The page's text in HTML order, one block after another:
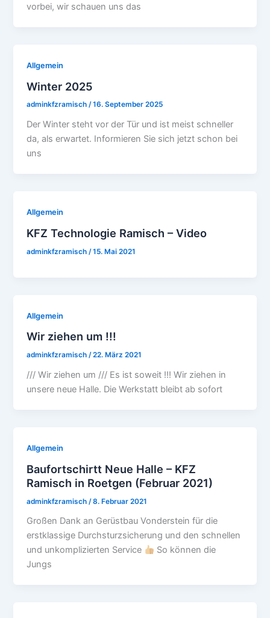
vorbei, wir schauen uns das
Allgemein
Winter 2025
adminkfzramisch/16. September 2025
Der Winter steht vor der Tür und ist meist schneller
da, als erwartet. Informieren Sie sich jetzt schon bei
uns
Allgemein
KFZ Technologie Ramisch – Video
adminkfzramisch/15. Mai 2021
Allgemein
Wir ziehen um !!!
adminkfzramisch/22. März 2021
/// Wir ziehen um /// Es ist soweit !!! Wir ziehen in
unsere neue Halle. Die Werkstatt bleibt ab sofort
Allgemein
Baufortschirtt Neue Halle – KFZ
Ramisch in Roetgen (Februar 2021)
adminkfzramisch /8. Februar 2021
Großen Dank an Gerüstbau Vonderstein für die
erstklassige Durchsturzsicherung und den schnellen
und unkomplizierten Service
So können die
Jungs